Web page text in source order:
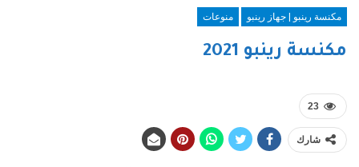
مكنسة رينبو | جهاز رينبو منوعات
مكنسة رينبو 2021
23
شارك